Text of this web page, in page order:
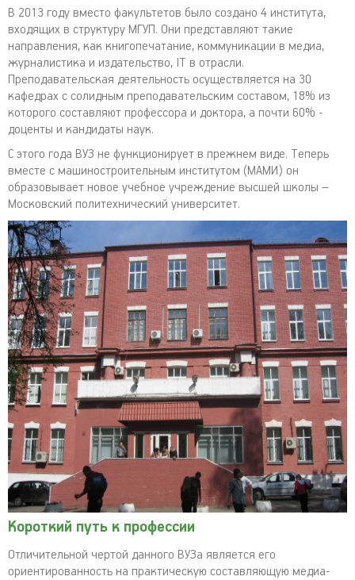
В 2013 году вместо факультетов было создано 4 института,
входящих в структуру МГУП. Они представляют такие
направления, как книгопечатание, коммуникации в медиа,
журналистика и издательство, IT в отрасли.
Преподавательская деятельность осуществляется на 30
кафедрах с солидным преподавательским составом, 18% из
которого составляют профессора и доктора, а почти 60% -
доценты и кандидаты наук.
С этого года ВУЗ не функционирует в прежнем виде. Теперь
вместе с машиностроительным институтом (МАМИ) он
образовывает новое учебное учреждение высшей школы –
Московский политехнический университет.
Короткий путь к профессии
Отличительной чертой данного ВУЗа является его
ориентированность на практическую составляющую медиа-